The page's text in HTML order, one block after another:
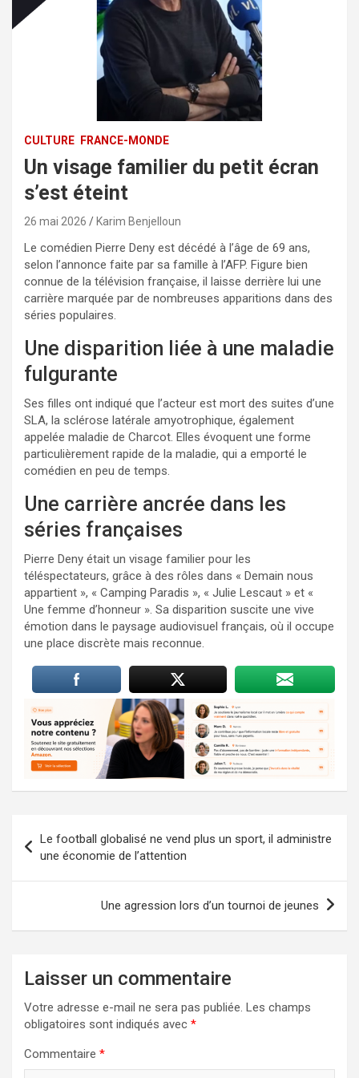
CULTURE FRANCE-MONDE
Un visage familier du petit écran
s’est éteint
26 mai 2026 Karim Benjelloun
Le comédien Pierre Deny est décédé à l’âge de 69 ans,
selon l’annonce faite par sa famille à l’AFP. Figure bien
connue de la télévision française, il laisse derrière lui une
carrière marquée par de nombreuses apparitions dans des
séries populaires.
Une disparition liée à une maladie
fulgurante
Ses filles ont indiqué que l’acteur est mort des suites d’une
SLA, la sclérose latérale amyotrophique, également
appelée maladie de Charcot. Elles évoquent une forme
particulièrement rapide de la maladie, qui a emporté le
comédien en peu de temps.
Une carrière ancrée dans les
séries françaises
Pierre Deny était un visage familier pour les
téléspectateurs, grâce à des rôles dans « Demain nous
appartient », « Camping Paradis », « Julie Lescaut » et «
Une femme d’honneur ». Sa disparition suscite une vive
émotion dans le paysage audiovisuel français, où il occupe
une place discrète mais reconnue.
de
l’article
Le football globalisé ne vend plus un sport, il administre
une économie de l’attention
Une agression lors d’un tournoi de jeunes
Laisser un commentaire
Votre adresse e-mail ne sera pas publiée. Les champs
obligatoires sont indiqués avec *
Commentaire *